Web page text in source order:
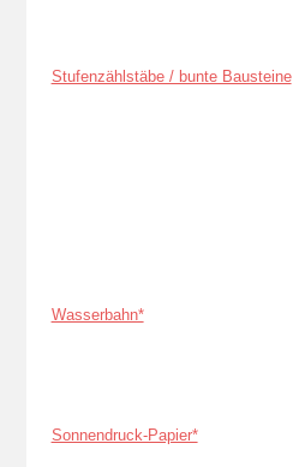
Stufenzählstäbe / bunte Bausteine
Wasserbahn*
Sonnendruck-Papier*